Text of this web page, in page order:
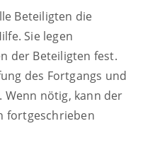
Beteiligten die
Sie legen
der Beteiligten fest.
des Fortgangs und
Wenn nötig, kann der
fortgeschrieben